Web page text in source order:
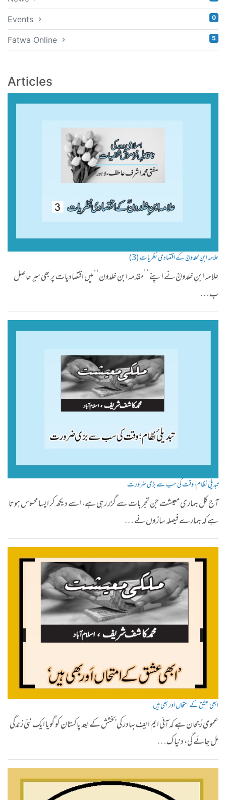
Events 0
Fatwa Online 5
Articles
علامہ ابنِ خلدونؒ کے اقتصادی نظریات (3)
علامہ ابنِ خلدونؒ نے اپنے ’’مقدمہ ابنِ خلدون‘‘ میں اقتصادیات پر بھی سیر حاصل
ب…
تبدیلیٔ نظام؛ وقت کی سب سے بڑی ضرورت
آج کل ہماری معیشت جن تجربات سے گزر رہی ہے، اسے دیکھ کر ایسا محسوس ہوتا
ہے کہ ہمارے فیصلہ ساز وں نے …
ابھی عشق کے امتحاں اَور بھی ہیں
عمومی رُجحان ہے کہ آئی ایم ایف بہادر کی بخشش کے بعد پاکستان کو گویا ایک نئی زندگی
مل جائے گی، دنیا ک…